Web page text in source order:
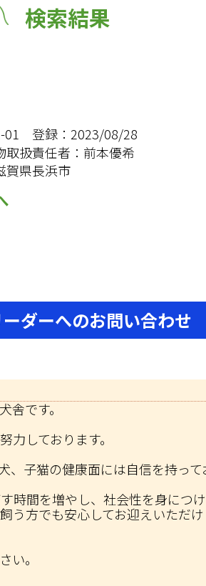
検索結果
01 登録： 2023/08/28
取扱責任者： 前本優希
賀県長浜市
ダーへのお問い合わせ
です。
しております。
、子猫の健康面には自信を持って
時間を増やし、社会性を身につ
う方でも安心してお迎えいただ
い。